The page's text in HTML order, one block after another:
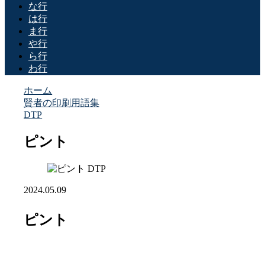
な行
は行
ま行
や行
ら行
わ行
ホーム
賢者の印刷用語集
DTP
ピント
DTP
2024.05.09
ピント